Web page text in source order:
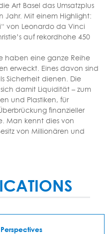
Art Basel das Umsatzplus
Jahr. Mit einem Highlight:
von Leonardo da Vinci
auf rekordhohe 450
haben eine ganze Reihe
erweckt. Eines davon sind
Sicherheit dienen. Die
damit Liquidität – zum
und Plastiken, für
finanzieller
Man kennt dies von
von Millionären und
Perspectives